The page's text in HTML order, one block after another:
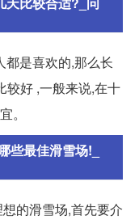
都是喜欢的,那么长
较好 ,一般来说,在十
。
些最佳滑雪场!_
的滑雪场,首先要介